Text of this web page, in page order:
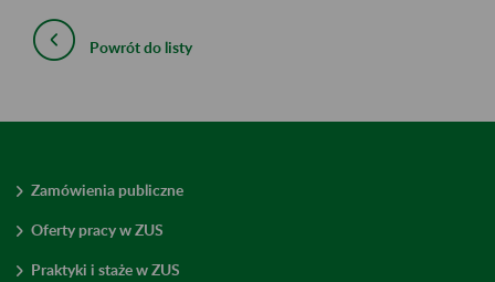
Powrót do listy
Zamówienia publiczne
Oferty pracy w ZUS
Praktyki i staże w ZUS